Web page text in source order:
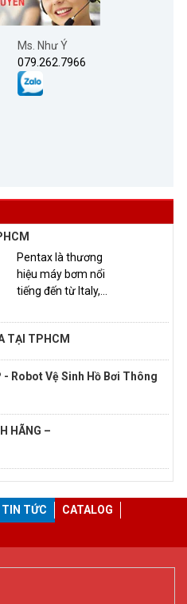
Ms. Như Ý
079.262.7966
Pentax là thương
hiệu máy bơm nổi
tiếng đến từ Italy,...
TẠI TPHCM
- Robot Vệ Sinh Hồ Bơi Thông
HÃNG –
TIN TỨC
CATALOG